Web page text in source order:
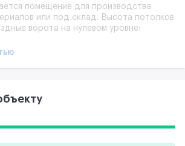
помещение для производства
или под склад. Высота потолков
ворота на нулевом уровне:
оснащено ХВС. Парковка на
ремонта предоставляются